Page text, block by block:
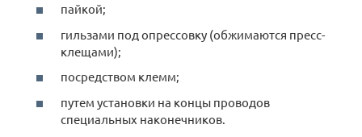
пайкой;
гильзами под опрессовку (обжимаются пресс-
клещами);
посредством клемм;
путем установки на концы проводов
специальных наконечников.